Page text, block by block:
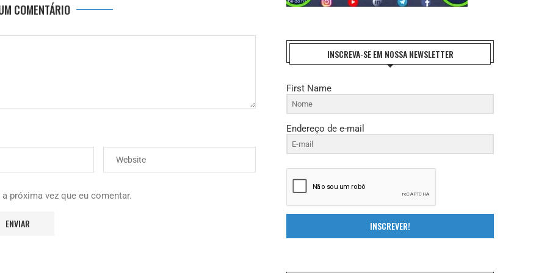
COMENTÁRIO
próxima vez que eu comentar.
INSCREVA-SE EM NOSSA NEWSLETTER
First Name
Endereço de e-mail
INSCREVER!